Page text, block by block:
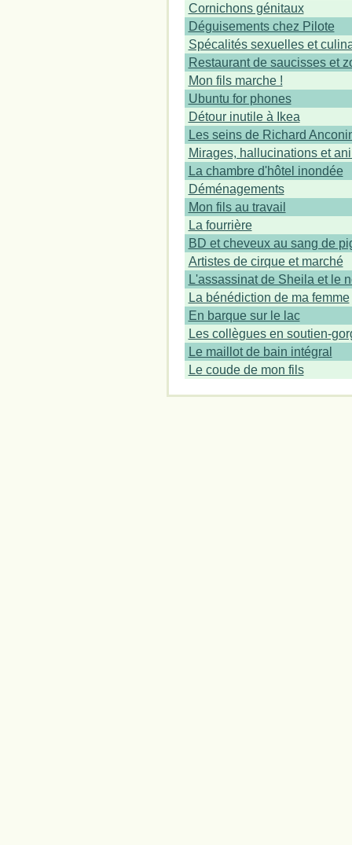
Cornichons génitaux
Déguisements chez Pilote
Spécalités sexuelles et
Restaurant de saucisses et
Mon fils marche !
Ubuntu for phones
Détour inutile à Ikea
Les seins de Richard
Mirages, hallucinations et
La chambre d'hôtel inondée
Déménagements
Mon fils au travail
La fourrière
BD et cheveux au sang de
Artistes de cirque et marché
L'assassinat de Sheila et le
La bénédiction de ma femme
En barque sur le lac
Les collègues en soutien-
Le maillot de bain intégral
Le coude de mon fils